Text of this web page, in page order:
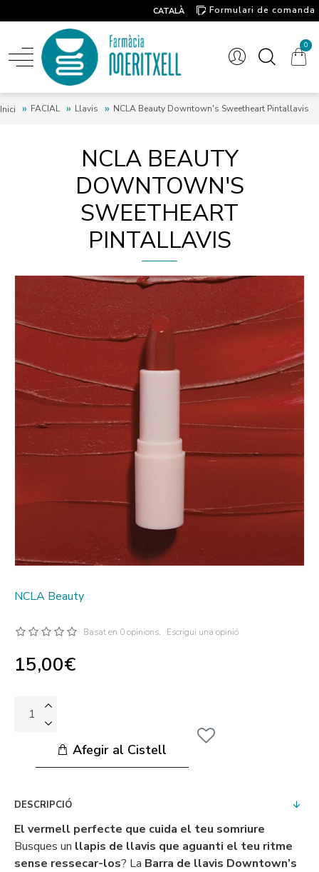
CATALÀ
Formulari de comanda
0
Inici FACIAL Llavis NCLA Beauty Downtown's Sweetheart Pintallavis
NCLA BEAUTY
DOWNTOWN'S
SWEETHEART
PINTALLAVIS
NCLA Beauty
Basat en 0 opinions. Escrigui una opinió
15,00€
Afegir al Cistell
DESCRIPCIÓ
El vermell perfecte que cuida el teu somriure
Busques un llapis de llavis que aguanti el teu ritme
sense ressecar-los? La Barra de llavis Downtown’s